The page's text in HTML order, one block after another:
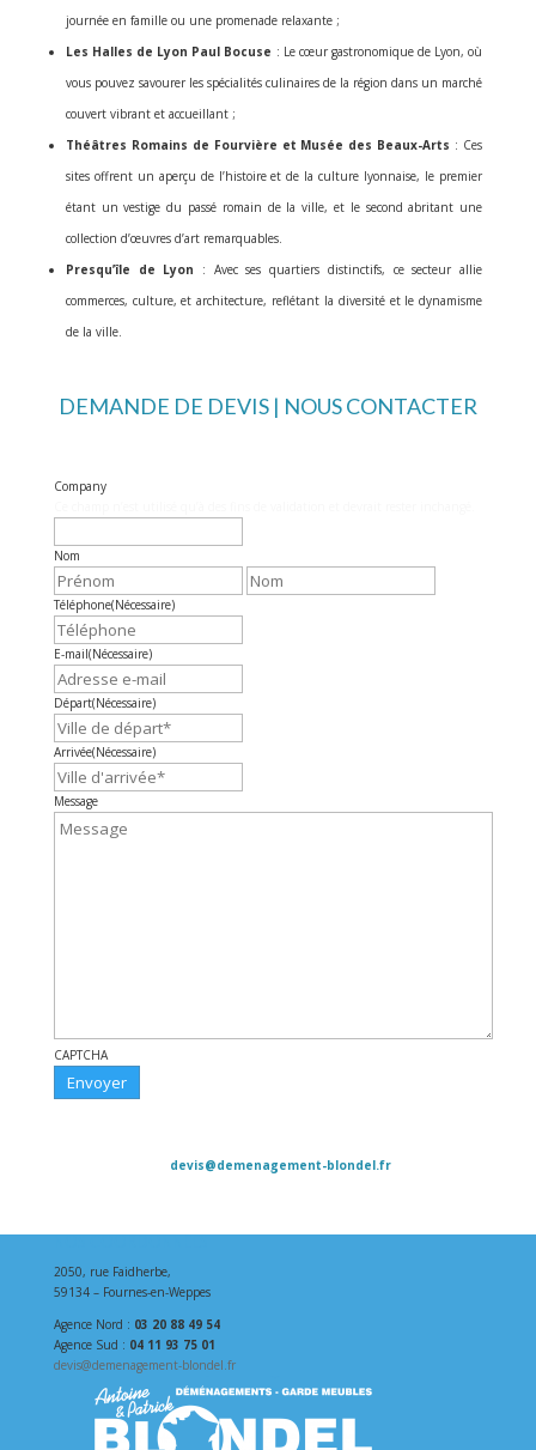
journée en famille ou une promenade relaxante ;
Les Halles de Lyon Paul Bocuse : Le cœur gastronomique de Lyon, où
vous pouvez savourer les spécialités culinaires de la région dans un marché
couvert vibrant et accueillant ;
Théâtres Romains de Fourvière et Musée des Beaux-Arts : Ces
sites offrent un aperçu de l’histoire et de la culture lyonnaise, le premier
étant un vestige du passé romain de la ville, et le second abritant une
collection d’œuvres d’art remarquables.
Presqu’île de Lyon : Avec ses quartiers distinctifs, ce secteur allie
commerces, culture, et architecture, reflétant la diversité et le dynamisme
de la ville.
DEMANDE DE DEVIS | NOUS CONTACTER
Company
Nom
Prénom
Téléphone(Nécessaire)
E-mail(Nécessaire)
Départ(Nécessaire)
Arrivée(Nécessaire)
Message
CAPTCHA
devis@demenagement-blondel.fr
2050, rue Faidherbe,
59134 – Fournes-en-Weppes
Agence Nord : 03 20 88 49 54
Agence Sud : 04 11 93 75 01
devis@demenagement-blondel.fr